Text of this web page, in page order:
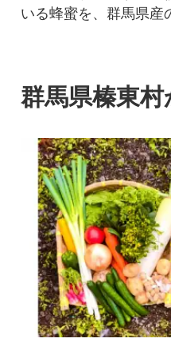
いる蜂蜜を、群馬県産
群馬県榛東